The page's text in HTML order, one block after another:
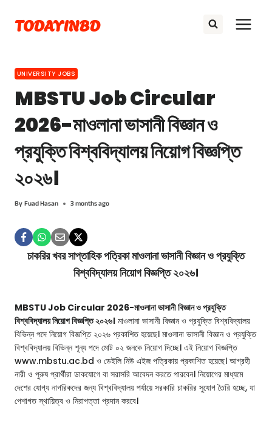
content
TODAYINBD
UNIVERSITY JOBS
MBSTU Job Circular
2026-মাওলানা ভাসানী বিজ্ঞান ও
প্রযুক্তি বিশ্ববিদ্যালয় নিয়োগ বিজ্ঞপ্তি
২০২৬।
ByFuad Hasan 3 months ago
চাকরির খবর সাপ্তাহিক পত্রিকা মাওলানা ভাসানী বিজ্ঞান ও প্রযুক্তি
বিশ্ববিদ্যালয় নিয়োগ বিজ্ঞপ্তি ২০২৬।
MBSTU Job Circular 2026-মাওলানা ভাসানী বিজ্ঞান ও প্রযুক্তি
বিশ্ববিদ্যালয় নিয়োগ বিজ্ঞপ্তি ২০২৬। মাওলানা ভাসানী বিজ্ঞান ও প্রযুক্তি বিশ্ববিদ্যালয়
বিভিন্ন পদে নিয়োগ বিজ্ঞপ্তি ২০২৬ প্রকাশিত হয়েছে। মাওলানা ভাসানী বিজ্ঞান ও প্রযুক্তি
বিশ্ববিদ্যালয় বিভিন্ন শূন্য পদে মোট ০২ জনকে নিয়োগ দিচ্ছে। এই নিয়োগ বিজ্ঞপ্তি
www.mbstu.ac.bd ও ডেইলি নিউ এইজ পত্রিকায় প্রকাশিত হয়েছে। আগ্রহী
নারী ও পুরুষ প্রার্থীরা ডাকযোগে বা সরাসরি আবেদন করতে পারবেন। নিয়োগের মাধ্যমে
দেশের যোগ্য নাগরিকদের জন্য বিশ্ববিদ্যালয় পর্যায়ে সরকারি চাকরির সুযোগ তৈরি হচ্ছে, যা
পেশাগত স্থায়িত্ব ও নিরাপত্তা প্রদান করবে।